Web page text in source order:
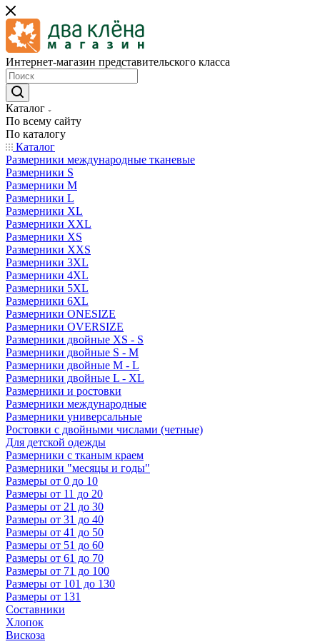
Интернет-магазин представительского класса
Каталог
По всему сайту
По каталогу
Каталог
Размерники международные тканевые
Размерники S
Размерники M
Размерники L
Размерники XL
Размерники XXL
Размерники XS
Размерники XXS
Размерники 3XL
Размерники 4XL
Размерники 5XL
Размерники 6XL
Размерники ONESIZE
Размерники OVERSIZE
Размерники двойные XS - S
Размерники двойные S - M
Размерники двойные M - L
Размерники двойные L - XL
Размерники и ростовки
Размерники международные
Размерники универсальные
Ростовки с двойными числами (четные)
Для детской одежды
Размерники с тканым краем
Размерники "месяцы и годы"
Размеры от 0 до 10
Размеры от 11 до 20
Размеры от 21 до 30
Размеры от 31 до 40
Размеры от 41 до 50
Размеры от 51 до 60
Размеры от 61 до 70
Размеры от 71 до 100
Размеры от 101 до 130
Размеры от 131
Составники
Хлопок
Вискоза